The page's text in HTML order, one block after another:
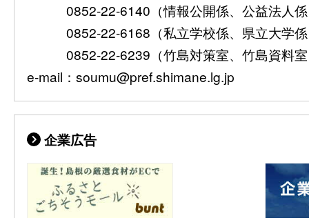
0852-22-6140（情報公開係、公益法人
0852-22-6168（私立学校係、県立大学
0852-22-6239（竹島対策室、竹島資料
e-mail：soumu@pref.shimane.lg.jp
企業広告